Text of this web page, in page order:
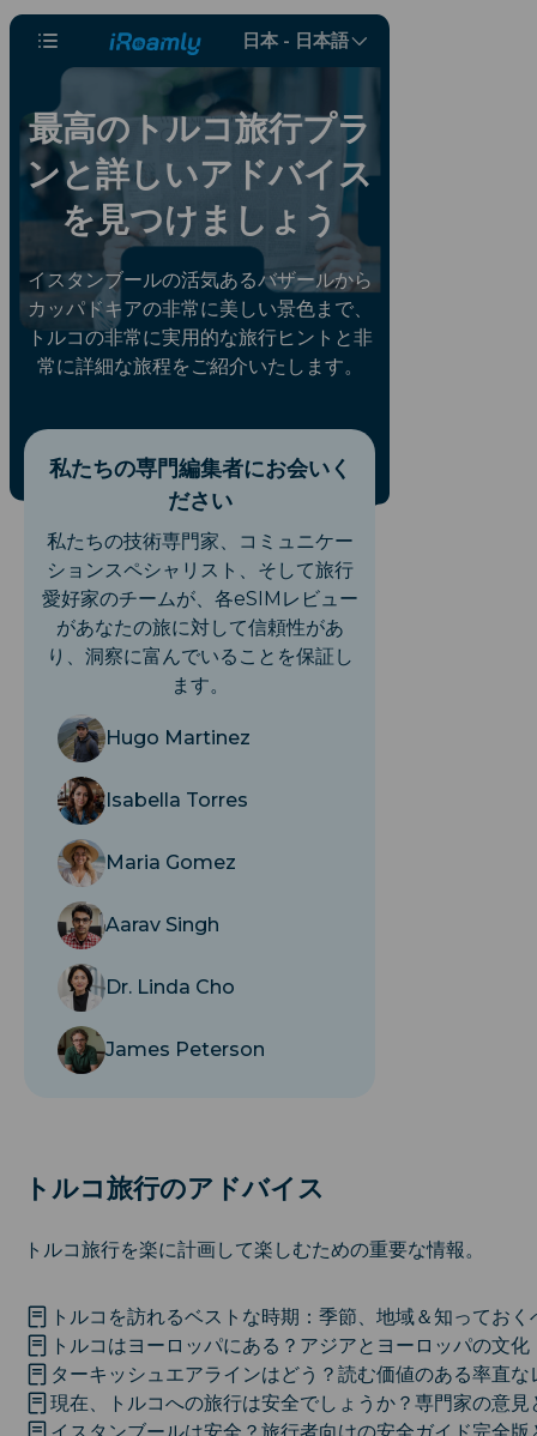
日本 - 日本語
最高のトルコ旅行プラ
ンと詳しいアドバイス
を見つけましょう
イスタンブールの活気あるバザールから
カッパドキアの非常に美しい景色まで、
トルコの非常に実用的な旅行ヒントと非
常に詳細な旅程をご紹介いたします。
私たちの専門編集者にお会いく
ださい
私たちの技術専門家、コミュニケー
ションスペシャリスト、そして旅行
愛好家のチームが、各eSIMレビュー
があなたの旅に対して信頼性があ
り、洞察に富んでいることを保証し
ます。
Hugo Martinez
Isabella Torres
Maria Gomez
Aarav Singh
Dr. Linda Cho
James Peterson
トルコ旅行のアドバイス
トルコ旅行を楽に計画して楽しむための重要な情報。
トルコを訪れるベストな時期：季節、地域＆知っておく
トルコはヨーロッパにある？アジアとヨーロッパの文
ターキッシュエアラインはどう？読む価値のある率直な
現在、トルコへの旅行は安全でしょうか？専門家の意見